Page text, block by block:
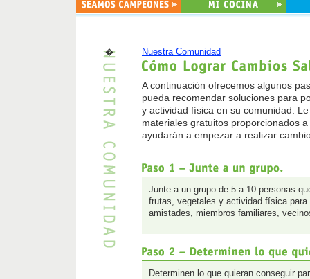
� Nuestra Comunidad
A continuación ofrecemos algunos
pueda recomendar soluciones para
y actividad física en su comunidad.
materiales gratuitos proporcionados
ayudarán a empezar a realizar
Junte a un grupo de 5 a 10 personas
frutas, vegetales y actividad física
amistades, miembros familiares,
Determinen lo que quieran conseguir